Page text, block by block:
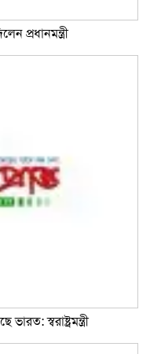
প্রধানমন্ত্রী
স্বরাষ্ট্রমন্ত্রী